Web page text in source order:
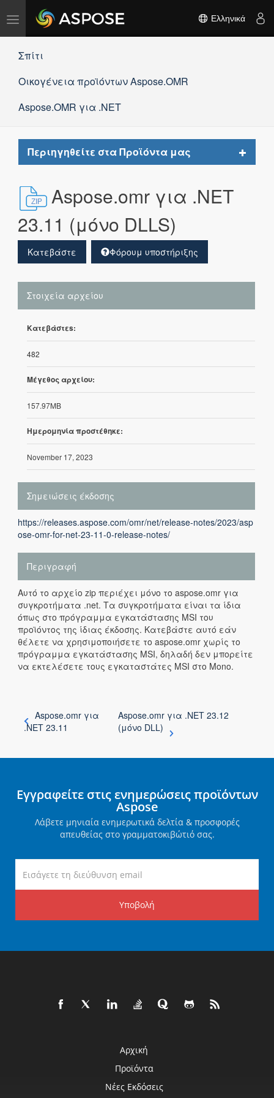
Εναλλαγή
πλοήγησης
Ελληνικά
Σπίτι
Οικογένεια προϊόντων Aspose.OMR
Aspose.OMR για .NET
Περιηγηθείτε στα Προϊόντα μας
Toggle
Aspose.omr για .NET
23.11 (μόνο DLLS)
Κατεβάστε Φόρουμ υποστήριξης
Στοιχεία αρχείου
Κατεβάστεs:
482
Μέγεθος αρχείου:
157.97MB
Ημερομηνία προστέθηκε:
November 17, 2023
Σημειώσεις έκδοσης
https://releases.aspose.com/omr/net/release-notes/2023/asp
ose-omr-for-net-23-11-0-release-notes/
Περιγραφή
Αυτό το αρχείο zip περιέχει μόνο το aspose.omr για
συγκροτήματα .net. Τα συγκροτήματα είναι τα ίδια
όπως στο πρόγραμμα εγκατάστασης MSI του
προϊόντος της ίδιας έκδοσης. Κατεβάστε αυτό εάν
θέλετε να χρησιμοποιήσετε το aspose.omr χωρίς το
πρόγραμμα εγκατάστασης MSI, δηλαδή δεν μπορείτε
να εκτελέσετε τους εγκαταστάτες MSI στο Mono.
Aspose.omr για
.NET 23.11
Aspose.omr για .NET 23.12
(μόνο DLL)
Εγγραφείτε στις ενημερώσεις προϊόντων
Aspose
Λάβετε μηνιαία ενημερωτικά δελτία & προσφορές
απευθείας στο γραμματοκιβώτιό σας.
Υποβολή
Αρχική
Προϊόντα
Νέες Εκδόσεις